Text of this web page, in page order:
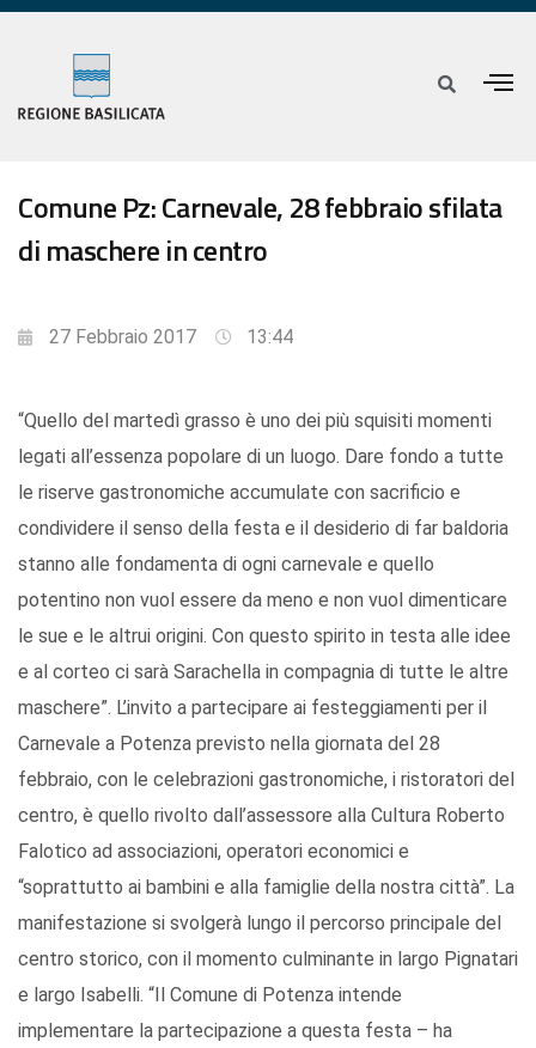
Comune Pz: Carnevale, 28 febbraio sfilata
di maschere in centro
27 Febbraio 2017 13:44
“Quello del martedì grasso è uno dei più squisiti momenti
legati all’essenza popolare di un luogo. Dare fondo a tutte
le riserve gastronomiche accumulate con sacrificio e
condividere il senso della festa e il desiderio di far baldoria
stanno alle fondamenta di ogni carnevale e quello
potentino non vuol essere da meno e non vuol dimenticare
le sue e le altrui origini. Con questo spirito in testa alle idee
e al corteo ci sarà Sarachella in compagnia di tutte le altre
maschere”. L’invito a partecipare ai festeggiamenti per il
Carnevale a Potenza previsto nella giornata del 28
febbraio, con le celebrazioni gastronomiche, i ristoratori del
centro, è quello rivolto dall’assessore alla Cultura Roberto
Falotico ad associazioni, operatori economici e
“soprattutto ai bambini e alla famiglie della nostra città”. La
manifestazione si svolgerà lungo il percorso principale del
centro storico, con il momento culminante in largo Pignatari
e largo Isabelli. “Il Comune di Potenza intende
implementare la partecipazione a questa festa – ha